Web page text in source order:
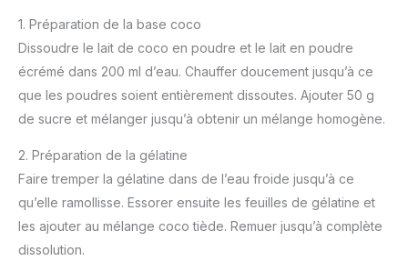
1. Préparation de la base coco
Dissoudre le lait de coco en poudre et le lait en poudre
écrémé dans 200 ml d’eau. Chauffer doucement jusqu’à ce
que les poudres soient entièrement dissoutes. Ajouter 50 g
de sucre et mélanger jusqu’à obtenir un mélange homogène.
2. Préparation de la gélatine
Faire tremper la gélatine dans de l’eau froide jusqu’à ce
qu’elle ramollisse. Essorer ensuite les feuilles de gélatine et
les ajouter au mélange coco tiède. Remuer jusqu’à complète
dissolution.